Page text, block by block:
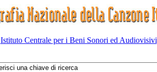
Istituto Centrale per i Beni Sonori ed Audiovisivi